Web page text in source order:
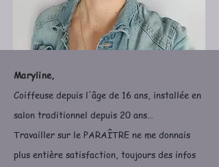
Maryline,
Coiffeuse depuis l'âge de 16 ans, installée en
salon traditionnel depuis 20 ans…
Travailler sur le PARAÎTRE ne me donnais
plus entière satisfaction, toujours des infos